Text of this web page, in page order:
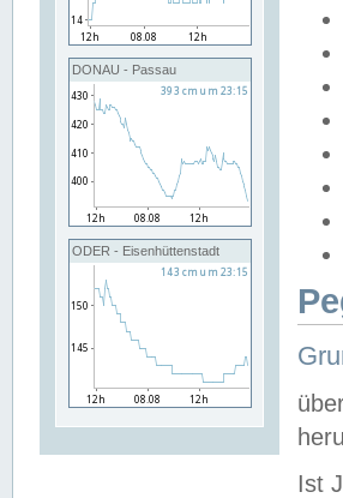
DONAU - Passau
ODER - Eisenhüttenstadt
Ist